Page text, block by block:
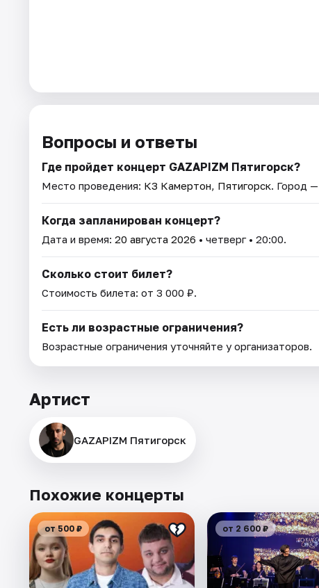
Вопросы и ответы
Где пройдет концерт GAZAPIZM Пятигорск?
Место проведения: КЗ Камертон, Пятигорск. Город
Когда запланирован концерт?
Дата и время: 20 августа 2026 • четверг • 20:00.
Сколько стоит билет?
Стоимость билета: от 3 000 ₽.
Есть ли возрастные ограничения?
Возрастные ограничения уточняйте у организаторов.
Артист
GAZAPIZM Пятигорск
Похожие концерты
от 500 ₽ от 2 600 ₽